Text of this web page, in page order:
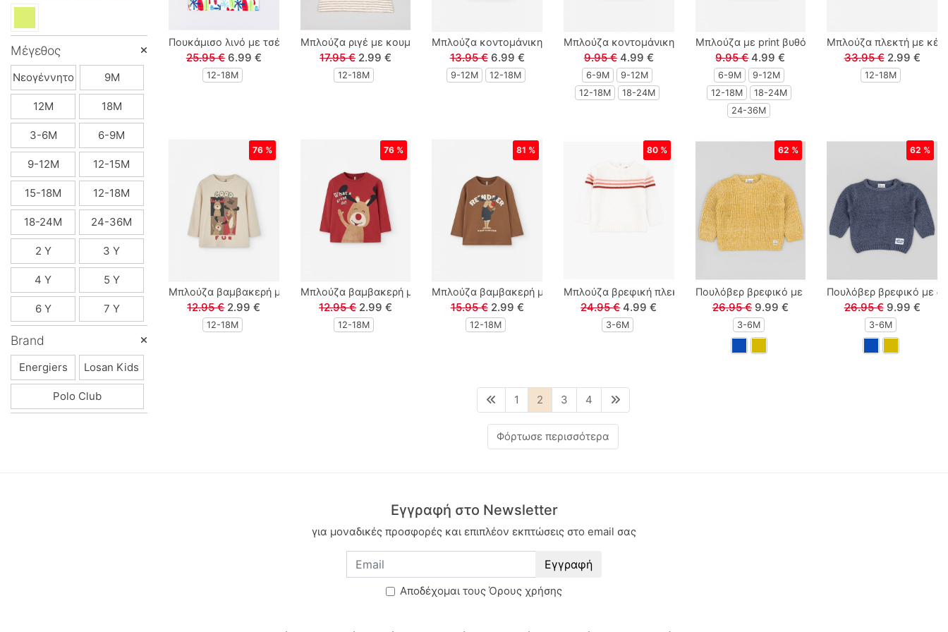
Μέγεθος
Νεογέννητο 9M
12M 18M
3-6M 6-9M
9-12Μ 12-15Μ
15-18Μ 12-18Μ
18-24Μ 24-36M
2 Y 3 Y
4 Y 5 Y
6 Y 7 Y
Brand
Energiers Losan Kids
Polo Club
Πουκάμισο λινό με τσέπη και surfing print κόκκινο
25.95 € 6.99 €
12-18Μ
Μπλούζα ριγέ με κουμπάκια και τσέπη και print Summer Vibes μπεζ
17.95 € 2.99 €
12-18Μ
Mπλούζα κοντομάνικη με print 'wild river and fish' με 3D ουρά πετρόλ
13.95 € 6.99 €
9-12Μ 12-18Μ
Mπλούζα κοντομάνικη με print 'Lazy summer days' εκάι
9.95 € 4.99 €
6-9M
9-12Μ
12-18Μ
18-24Μ
Mπλούζα με print βυθός μουσταρδί
9.95 € 4.99 €
6-9M
9-12Μ
12-18Μ
18-24Μ
24-36M
Μπλούζα πλεκτή με
33.95 € 2.99 €
12-18Μ
Μπλούζα βαμβακερή με print Rudolph ' good fun' μπεζ
12.95 € 2.99 €
12-18Μ
76 %
Μπλούζα βαμβακερή με print Rudolph ' What a great day' κόκκινο
12.95 € 2.99 €
12-18Μ
76 %
Μπλούζα βαμβακερή με print Rudolph ' Reindeer good and fun' καφέ
15.95 € 2.99 €
12-18Μ
81 %
Μπλούζα βρεφική πλεκτή λεπτή με ρίγες λευκό
24.95 € 4.99 €
3-6M
80 %
Πουλόβερ βρεφικό με διάφορα μοτίβα και πλέξεις
26.95 € 9.99 €
3-6M
62 %
Πουλόβερ βρεφικό με
26.95 € 9.99 €
3-6M
62 %
1 2 3 4
Φόρτωσε περισσότερα
Εγγραφή στο Newsletter
για μοναδικές προσφορές και επιπλέον εκπτώσεις στο email σας
Εγγραφή
Aποδέχομαι τους Όρους χρήσης
Linverno Knitwear
Lonome
Losan
Losan Kids
M & S
MARIO ALESSANDRO
Paco
Paul Christophe
Polo Club
Prod
Queen Fashion